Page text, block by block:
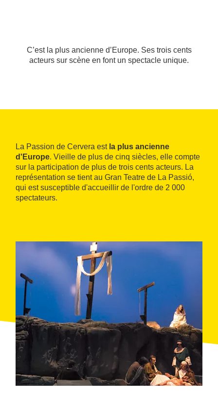
C’est la plus ancienne d’Europe. Ses trois cents
acteurs sur scène en font un spectacle unique.
La Passion de Cervera estla plus ancienne
d'Europe. Vieille de plus de cinq siècles, elle compte
sur la participation de plus de trois cents acteurs. La
représentation se tient au Gran Teatre de La Passió,
qui est susceptible d'accueillir de l'ordre de 2 000
spectateurs.